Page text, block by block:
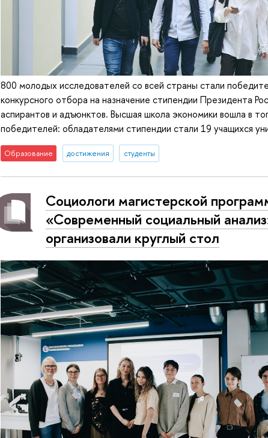
800 молодых исследователей со всей страны стали
конкурсного отбора на назначение стипендии Президента
аспирантов и адъюнктов. Высшая школа экономики вошла в
победителей: обладателями стипендии стали 19 учащихся
Образование достижения студенты
Социологи магистерской
«Современный социальный
организовали круглый стол